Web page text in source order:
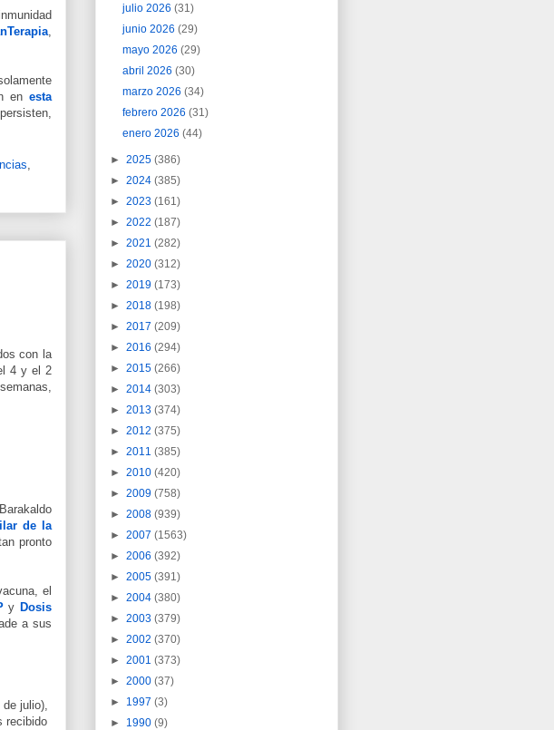
,
en esta
con la
4 y el 2
de la
pronto
el
y Dosis
a sus
julio),
recibido
julio 2026(31)
junio 2026(29)
mayo 2026(29)
abril 2026(30)
marzo 2026(34)
febrero 2026(31)
enero 2026(44)
► 2025 (386)
► 2024 (385)
► 2023 (161)
► 2022 (187)
► 2021 (282)
► 2020 (312)
► 2019 (173)
► 2018 (198)
► 2017 (209)
► 2016 (294)
► 2015 (266)
► 2014 (303)
► 2013 (374)
► 2012 (375)
► 2011 (385)
► 2010 (420)
► 2009 (758)
► 2008 (939)
► 2007 (1563)
► 2006 (392)
► 2005 (391)
► 2004 (380)
► 2003 (379)
► 2002 (370)
► 2001 (373)
► 2000 (37)
► 1997 (3)
► 1990 (9)